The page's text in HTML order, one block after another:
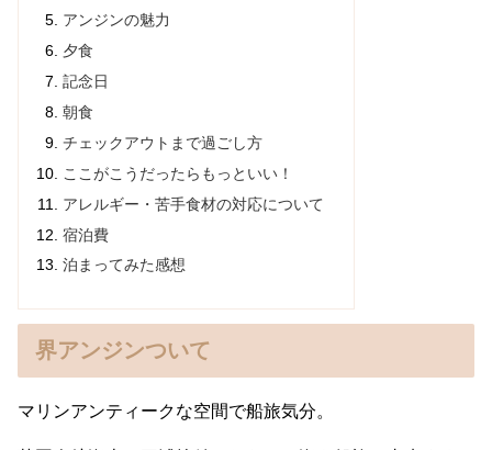
アンジンの魅力
夕食
記念日
朝食
チェックアウトまで過ごし方
ここがこうだったらもっといい！
アレルギー・苦手食材の対応について
宿泊費
泊まってみた感想
界アンジンついて
マリンアンティークな空間で船旅気分。